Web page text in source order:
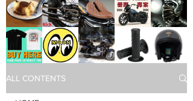
ALL CONTENTS